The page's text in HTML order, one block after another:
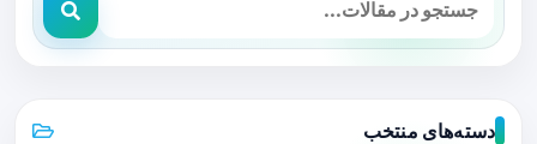
دسته‌های منتخب